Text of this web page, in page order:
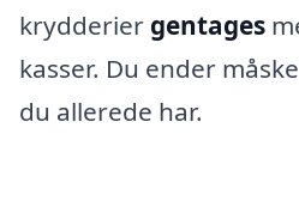
krydderier gentages
kasser. Du ender
du allerede har.